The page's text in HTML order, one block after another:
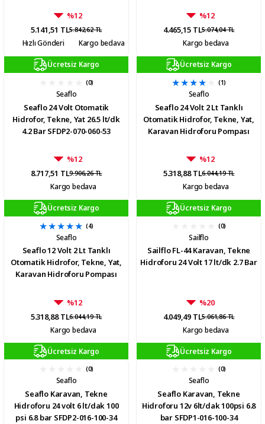
%12
5.141,51 TL5.842,62 TL
Hızlı Gönderi Kargo bedava
%12
4.465,15 TL5.074,04 TL
Kargo bedava
Ücretsiz Kargo
(0)
Seaflo
Seaflo 24 Volt Otomatik
Hidrofor, Tekne, Yat 26.5 lt/dk
4.2 Bar SFDP2-070-060-53
%12
8.717,51 TL9.906,26 TL
Kargo bedava
Ücretsiz Kargo
(1)
Seaflo
Seaflo 24 Volt 2 Lt Tanklı
Otomatik Hidrofor, Tekne, Yat,
Karavan Hidroforu Pompası
%12
5.318,88 TL6.044,19 TL
Kargo bedava
Ücretsiz Kargo
(4)
Seaflo
Seaflo 12 Volt 2 Lt Tanklı
Otomatik Hidrofor, Tekne, Yat,
Karavan Hidroforu Pompası
%12
5.318,88 TL6.044,19 TL
Kargo bedava
Ücretsiz Kargo
(0)
Sailflo
Sailflo FL-44 Karavan, Tekne
Hidroforu 24 Volt 17 lt/dk 2.7 Bar
%20
4.049,49 TL5.061,86 TL
Kargo bedava
Ücretsiz Kargo
(0)
Seaflo
Seaflo Karavan, Tekne
Hidroforu 24 volt 6 lt/dak 100
psi 6.8 bar SFDP2-016-100-34
Ücretsiz Kargo
(0)
Seaflo
Seaflo Karavan, Tekne
Hidroforu 12v 6lt/dak 100psi 6.8
bar SFDP1-016-100-34